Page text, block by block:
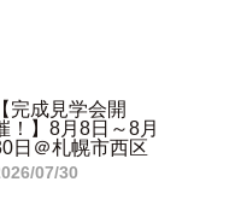
【完成見学会開
！】8月8日～8月
日＠札幌市西区
07/30